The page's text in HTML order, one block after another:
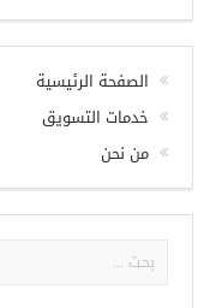
الصفحة الرئيسية
خدمات التسويق
من نحن